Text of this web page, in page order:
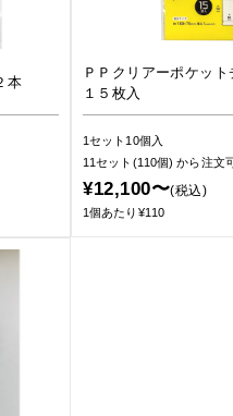
本
ＰＰクリアーポケッ
１５枚入
1セット10個入
11セット(110個)から注文
¥12,100〜(税込)
1個あたり¥110